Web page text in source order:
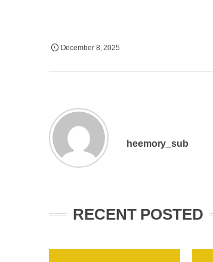
December 8,2025
heemory_sub
RECENT POSTED